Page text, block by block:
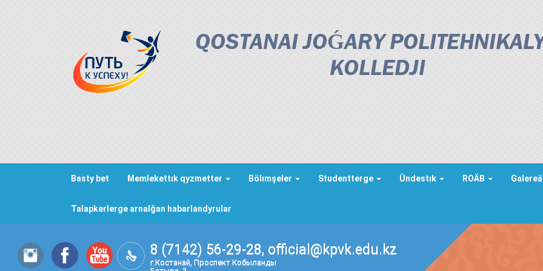
QOSTANAI JOǴARY
KOLLEDJІ
Basty bet Memlekettık qyzmetter Bölımşeler Studentterge Ündestık ROÄB Galereä
Talapkerlerge arnalğan habarlandyrular
8 (7142) 56-29-28, official@kpvk.edu.kz
г.Костанай, Проспект Кобыланды